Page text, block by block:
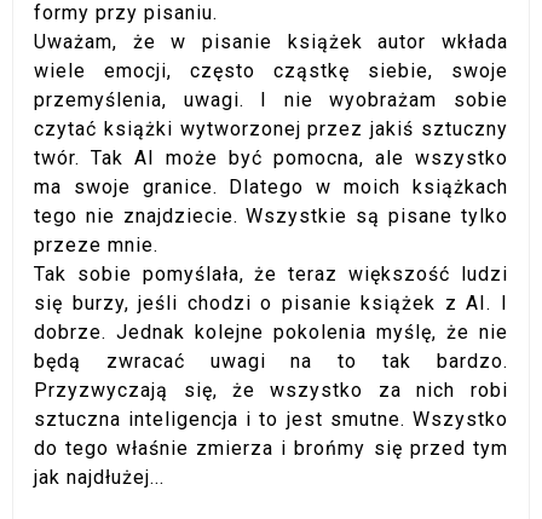
formy przy pisaniu.
Uważam, że w pisanie książek autor wkłada
wiele emocji, często cząstkę siebie, swoje
przemyślenia, uwagi. I nie wyobrażam sobie
czytać książki wytworzonej przez jakiś sztuczny
twór. Tak AI może być pomocna, ale wszystko
ma swoje granice. Dlatego w moich książkach
tego nie znajdziecie. Wszystkie są pisane tylko
przeze mnie.
Tak sobie pomyślała, że teraz większość ludzi
się burzy, jeśli chodzi o pisanie książek z AI. I
dobrze. Jednak kolejne pokolenia myślę, że nie
będą zwracać uwagi na to tak bardzo.
Przyzwyczają się, że wszystko za nich robi
sztuczna inteligencja i to jest smutne. Wszystko
do tego właśnie zmierza i brońmy się przed tym
jak najdłużej...